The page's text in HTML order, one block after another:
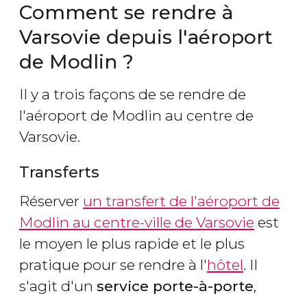
Comment se rendre à
Varsovie depuis l'aéroport
de Modlin ?
Il y a trois façons de se rendre de
l'aéroport de Modlin au centre de
Varsovie.
Transferts
Réserver un transfert de l'aéroport de
Modlin au centre-ville de Varsovie est
le moyen le plus rapide et le plus
pratique pour se rendre à l'hôtel. Il
s'agit d'un service porte-à-porte,